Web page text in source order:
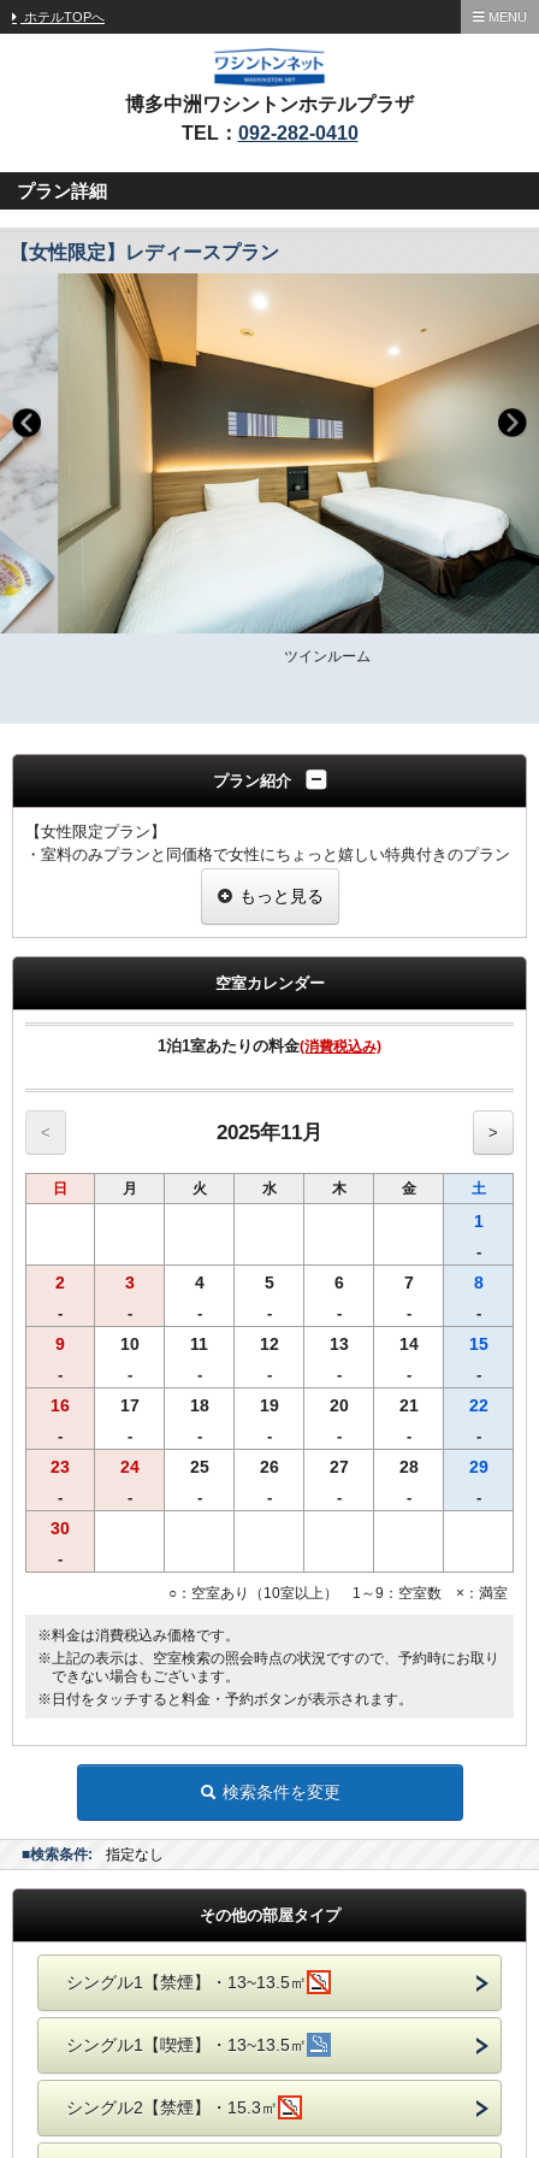
ホテルTOPへ MENU
博多中洲ワシントンホテルプラザ
TEL： 092-282-0410
プラン詳細
【女性限定】レディースプラン
ツインルーム
プラン紹介
【女性限定プラン】
・室料のみプランと同価格で女性にちょっと嬉しい特典付きのプラン
・当プランでご予約のお客様には選べるグッツをプレゼント。
・ヒーリング・コスメ系グッツの中から2点お選びいただけます。
●高速インターネット回線（有線ＬＡＮ接続／無料）
●マイナスイオンドライヤー、加湿空気清浄機完備
●ベッドは、ゆったりワイドベッド(Serta製マットレス採用）
●プリペイド式ＶＯＤシステム（1泊1000円／150タイトル見放題）
●キャナルシティ博多・屋台街にも近く便利です。
■福岡市条例により2020年4月1日宿泊者1人1泊につき，以下のとおり
宿泊料金2万円以上 500円（うち県税50円）
※福岡市宿泊税はプラン料金に含まれておりません。
もっと見る
空室カレンダー
1泊1室あたりの料金(消費税込み)
< 2025年11月 >
日 月 火 水 木 金 土
1
-
2
-
3
-
4
-
5
-
6
-
7
-
8
-
9
-
10
-
11
-
12
-
13
-
14
-
15
-
16
-
17
-
18
-
19
-
20
-
21
-
22
-
23
-
24
-
25
-
26
-
27
-
28
-
29
-
30
-
○：空室あり（10室以上） 1～9：空室数 ×：満室
※料金は消費税込み価格です。
※上記の表示は、空室検索の照会時点の状況ですので、予約時にお取り
できない場合もございます。
※日付をタッチすると料金・予約ボタンが表示されます。
検索条件を変更
■検索条件: 指定なし
その他の部屋タイプ
シングル1【禁煙】・13~13.5㎡
シングル1【喫煙】・13~13.5㎡
シングル2【禁煙】・15.3㎡